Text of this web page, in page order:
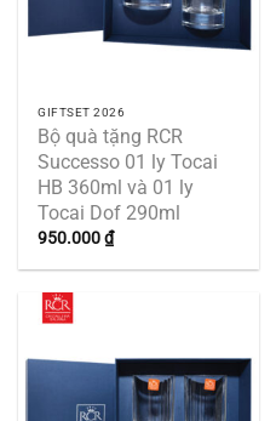
GIFTSET 2026
Bộ quà tặng RCR
Successo 01 ly Tocai
HB 360ml và 01 ly
Tocai Dof 290ml
950.000₫